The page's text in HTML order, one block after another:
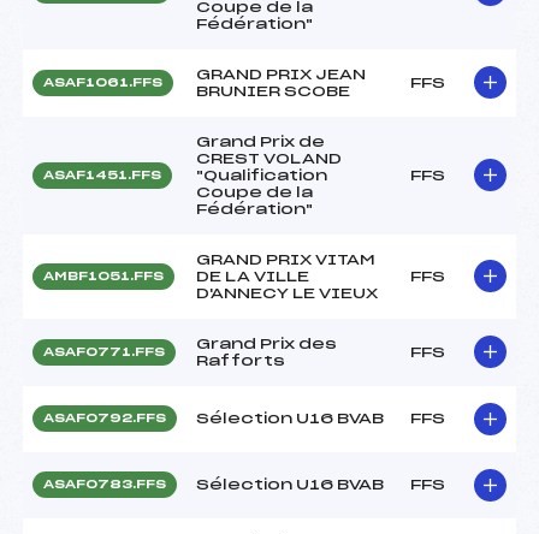
Coupe de la
Fédération"
ASAF1061.FFS
GRAND PRIX JEAN
BRUNIER SCOBE
FFS
ASAF1451.FFS
Grand Prix de
CREST VOLAND
"Qualification
Coupe de la
Fédération"
FFS
AMBF1051.FFS
GRAND PRIX VITAM
DE LA VILLE
D'ANNECY LE VIEUX
FFS
ASAF0771.FFS
Grand Prix des
Rafforts
FFS
ASAF0792.FFS Sélection U16 BVAB FFS
ASAF0783.FFS Sélection U16 BVAB FFS